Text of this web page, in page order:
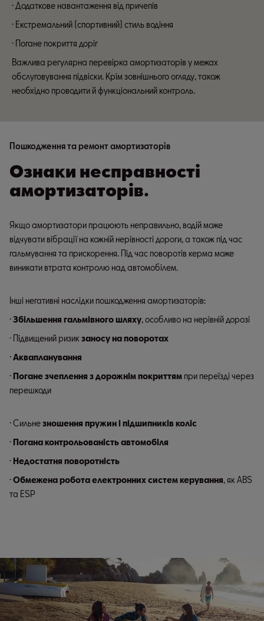
· Додаткове навантаження від причепів
· Екстремальний (спортивний) стиль водіння
· Погане покриття доріг
Важлива регулярна перевірка амортизаторів у межах
обслуговування підвіски. Крім зовнішнього огляду, також
необхідно проводити й функціональний контроль.
Пошкодження та ремонт амортизаторів
Ознаки несправності
амортизаторів.
Якщо амортизатори працюють неправильно, водій може
відчувати вібрації на кожній нерівності дороги, а також під час
гальмування та прискорення. Під час поворотів керма може
виникати втрата контролю над автомобілем.
Інші негативні наслідки пошкодження амортизаторів:
·Збільшення гальмівного шляху, особливо на нерівній дорозі
· Підвищений ризик заносу на поворотах
·Аквапланування
· Погане зчеплення з дорожнім покриттям при переїзді через
перешкоди
· Сильнезношення пружин і підшипників коліс
· Погана контрольованість автомобіля
· Недостатня поворотність
·Обмежена робота електронних систем керування, як ABS
та ESP